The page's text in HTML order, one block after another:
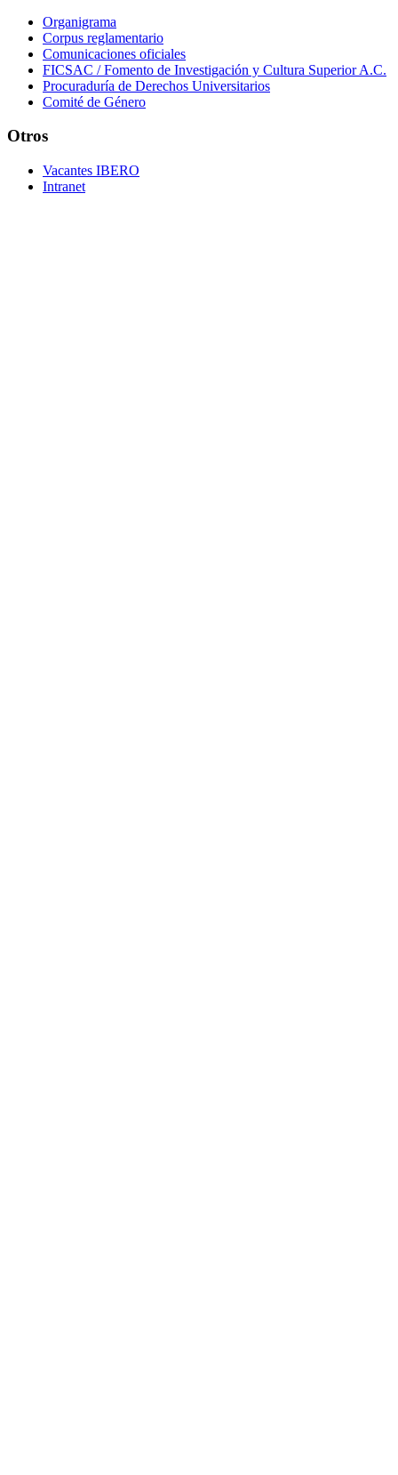
Organigrama
Corpus reglamentario
Comunicaciones oficiales
FICSAC / Fomento de Investigación y Cultura Superior A.C.
Procuraduría de Derechos Universitarios
Comité de Género
Otros
Vacantes IBERO
Intranet